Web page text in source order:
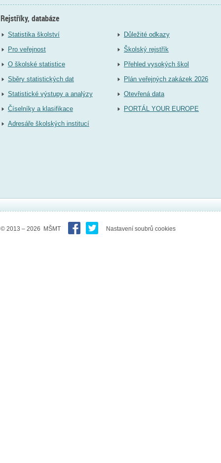
Rejstříky, databáze
Statistika školství
Pro veřejnost
O školské statistice
Sběry statistických dat
Statistické výstupy a analýzy
Číselníky a klasifikace
Adresáře školských institucí
Důležité odkazy
Školský rejstřík
Přehled vysokých škol
Plán veřejných zakázek 2026
Otevřená data
PORTÁL YOUR EUROPE
© 2013 – 2026 MŠMT Nastavení soubrů cookies